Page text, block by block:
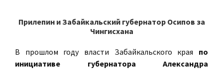
Прилепин и Забайкальский губернатор Осипов за
Чингисхана
В прошлом году власти Забайкальского края по
инициативе губернатора Александра